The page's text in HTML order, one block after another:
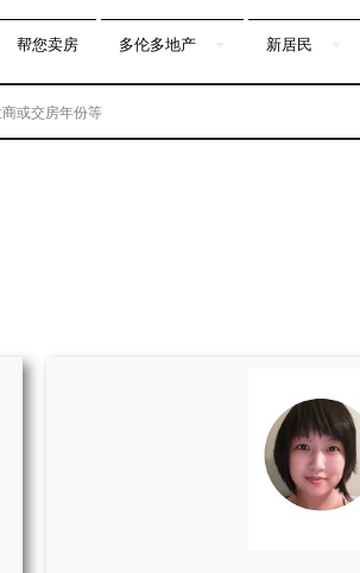
帮您卖房 多伦多地产 新居民